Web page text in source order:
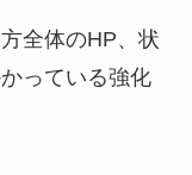
全体のHP、状
っている強化